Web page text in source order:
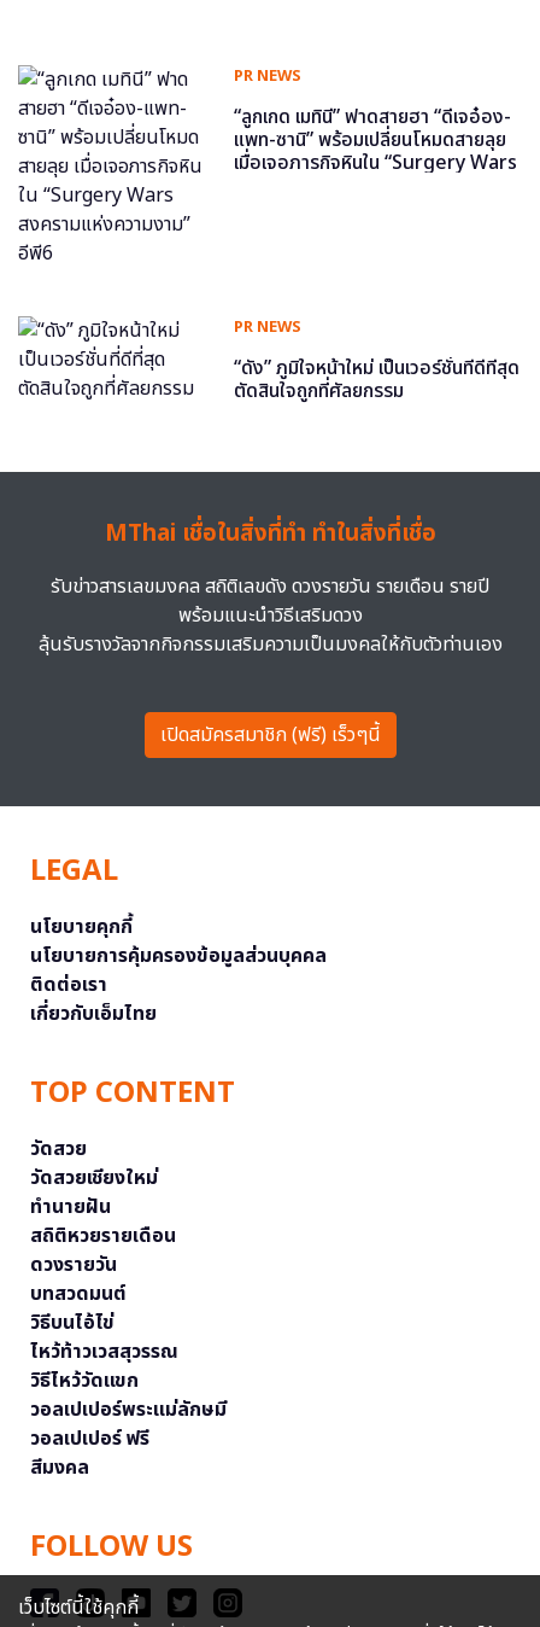
PR NEWS
“ลูกเกด เมทินี” ฟาดสายฮา “ดีเจอ๋อง-
แพท-ซานิ” พร้อมเปลี่ยนโหมดสายลุย
เมื่อเจอภารกิจหินใน “Surgery Wars
PR NEWS
“ดัง” ภูมิใจหน้าใหม่ เป็นเวอร์ชั่นที่ดีที่สุด
ตัดสินใจถูกที่ศัลยกรรม
MThai เชื่อในสิ่งที่ทำ ทำในสิ่งที่เชื่อ
รับข่าวสารเลขมงคล สถิติเลขดัง ดวงรายวัน รายเดือน รายปี
พร้อมแนะนำวิธีเสริมดวง
ลุ้นรับรางวัลจากกิจกรรมเสริมความเป็นมงคลให้กับตัวท่านเอง
เปิดสมัครสมาชิก (ฟรี) เร็วๆนี้
LEGAL
นโยบายคุกกี้
นโยบายการคุ้มครองข้อมูลส่วนบุคคล
ติดต่อเรา
เกี่ยวกับเอ็มไทย
TOP CONTENT
วัดสวย
วัดสวยเชียงใหม่
ทำนายฝัน
สถิติหวยรายเดือน
ดวงรายวัน
บทสวดมนต์
วิธีบนไอ้ไข่
ไหว้ท้าวเวสสุวรรณ
วิธีไหว้วัดแขก
วอลเปเปอร์พระแม่ลักษมี
วอลเปเปอร์ ฟรี
สีมงคล
FOLLOW US
เว็บไซต์นี้ใช้คุกกี้